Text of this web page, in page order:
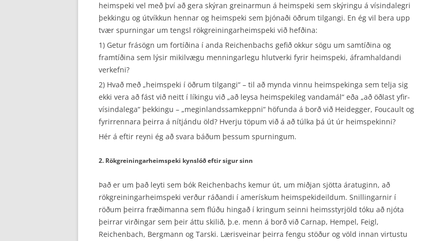
heimspeki vel með því að gera skýran greinarmun á heimspeki sem skýringu á vísindalegri
þekkingu og útvíkkun hennar og heimspeki sem þjónaði öðrum tilgangi. En ég vil bera upp
tvær spurningar um tengsl rökgreiningarheimspeki við hefðina:
1) Getur frásögn um fortíðina í anda Reichenbachs gefið okkur sögu um samtíðina og
framtíðina sem lýsir mikilvægu menningarlegu hlutverki fyrir heimspeki, áframhaldandi
verkefni?
2) Hvað með „heimspeki í öðrum tilgangi“ – til að mynda vinnu heimspekinga sem telja sig
ekki vera að fást við neitt í líkingu við „að leysa heimspekileg vandamál“ eða „að öðlast yfir-
vísindalega“ þekkingu – „meginlandssamkeppni“ höfunda á borð við Heidegger, Foucault og
fyrirrennara þeirra á nítjándu öld? Hverju töpum við á að túlka þá út úr heimspekinni?
Hér á eftir reyni ég að svara báðum þessum spurningum.
2. Rökgreiningarheimspeki kynslóð eftir sigur sinn
Það er um það leyti sem bók Reichenbachs kemur út, um miðjan sjötta áratuginn, að
rökgreiningarheimspeki verður ráðandi í amerískum heimspekideildum. Snillingarnir í
röðum þeirra fræðimanna sem flúðu hingað í kringum seinni heimsstyrjöld tóku að njóta
þeirrar virðingar sem þeir áttu skilið, þ.e. menn á borð við Carnap, Hempel, Feigl,
Reichenbach, Bergmann og Tarski. Lærisveinar þeirra fengu stöður og völd innan virtustu